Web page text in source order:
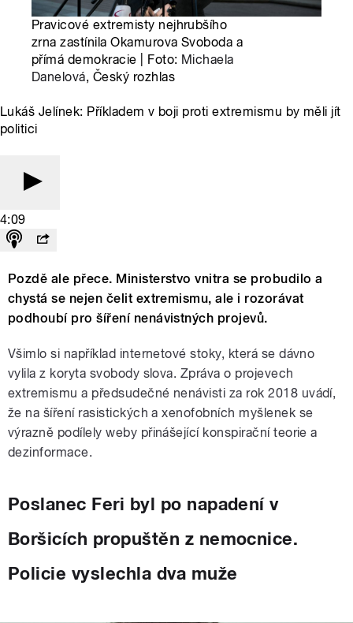
Pravicové extremisty nejhrubšího
zrna zastínila Okamurova Svoboda a
přímá demokracie | Foto: Michaela
Danelová, Český rozhlas
Lukáš Jelínek: Příkladem v boji proti extremismu by měli jít
politici
4:09
Pozdě ale přece. Ministerstvo vnitra se probudilo a
chystá se nejen čelit extremismu, ale i rozorávat
podhoubí pro šíření nenávistných projevů.
Všimlo si například internetové stoky, která se dávno
vylila z koryta svobody slova. Zpráva o projevech
extremismu a předsudečné nenávisti za rok 2018 uvádí,
že na šíření rasistických a xenofobních myšlenek se
výrazně podílely weby přinášející konspirační teorie a
dezinformace.
Poslanec Feri byl po napadení v
Boršicích propuštěn z nemocnice.
Policie vyslechla dva muže